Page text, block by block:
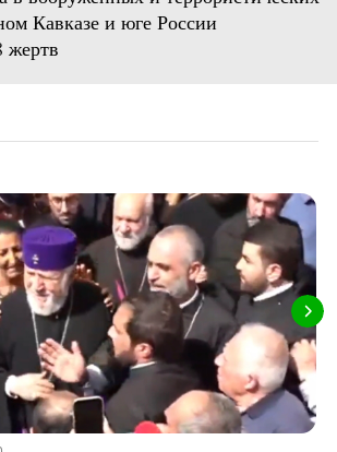
Кавказе и юге России
жертв